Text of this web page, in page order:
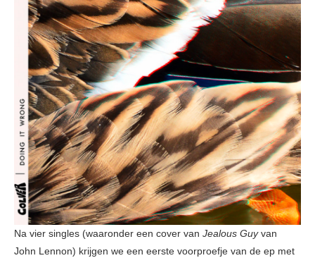
Na vier singles (waaronder een cover van Jealous Guyvan
John Lennon) krijgen we een eerste voorproefje van de ep met